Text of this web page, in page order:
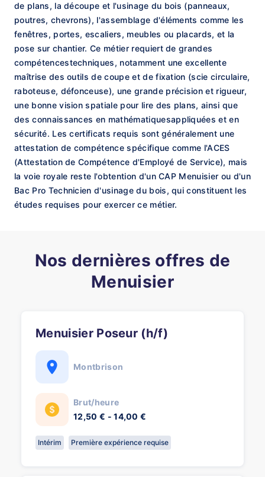
de plans, la découpe et l'usinage du bois (panneaux,
poutres, chevrons), l'assemblage d'éléments comme les
fenêtres, portes, escaliers, meubles ou placards, et la
pose sur chantier. Ce métier requiert de grandes
compétencestechniques, notamment une excellente
maîtrise des outils de coupe et de fixation (scie circulaire,
raboteuse, défonceuse), une grande précision et rigueur,
une bonne vision spatiale pour lire des plans, ainsi que
des connaissances en mathématiquesappliquées et en
sécurité. Les certificats requis sont généralement une
attestation de compétence spécifique comme l'ACES
(Attestation de Compétence d'Employé de Service), mais
la voie royale reste l'obtention d'un CAP Menuisier ou d'un
Bac Pro Technicien d'usinage du bois, qui constituent les
études requises pour exercer ce métier.
Nos dernières offres de
Menuisier
Menuisier Poseur (h/f)
Montbrison
Brut/heure
12,50 € - 14,00 €
Intérim Première expérience requise